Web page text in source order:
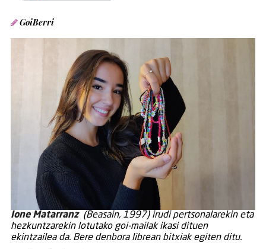
GoiBerri
Ione Matarranz(Beasain, 1997) irudi pertsonalarekin eta
hezkuntzarekin lotutako goi-mailak ikasi dituen
ekintzailea da. Bere denbora librean bitxiak egiten ditu.